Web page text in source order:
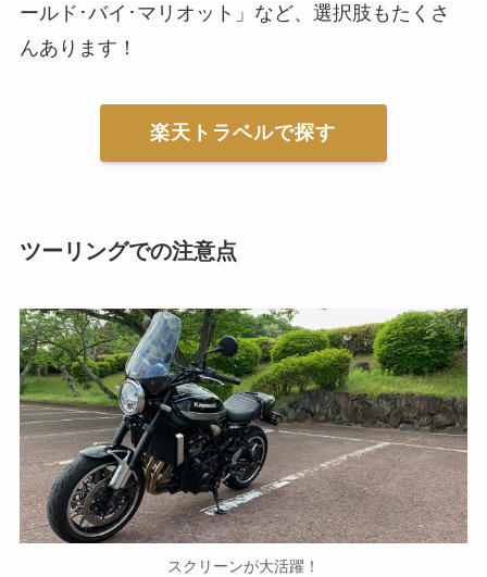
ールド･バイ･マリオット」など、選択肢もたくさ
んあります！
楽天トラベルで探す
ツーリングでの注意点
スクリーンが大活躍！